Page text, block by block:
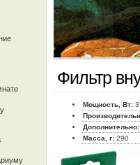
Фильтр
Мощность, Вт: 3
Дополнительно:
Масса, г: 290